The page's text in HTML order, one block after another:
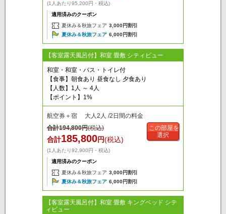
(1人あたり95,200円・税込)
適用済みのクーポン
夏休み＆秋旅フェア 3,000円割引
夏休み＆秋旅フェア 6,000円割引
【客室露天風呂付】和室 畳敷 シティビュー
和室・和室・バス・トイレ付
【食事】朝食あり 昼食なし 夕食あり
【人数】1人 ～ 4人
【ポイント】1%
航空券＋宿 大人2人 /2日間の料金
合計194,800円(税込)
合計185,800円(税込)
(1人あたり92,900円・税込)
適用済みのクーポン
夏休み＆秋旅フェア 3,000円割引
夏休み＆秋旅フェア 6,000円割引
この部屋を
選択
【客室露天風呂付】和室 畳敷 キングベッド シテ
ィビュー